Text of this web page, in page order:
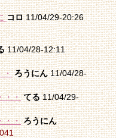
コロ11/04/29-20:26
11/04/28-12:11
・ ろうにん11/04/28-
・・ てる11/04/29-
・・ ろうにん